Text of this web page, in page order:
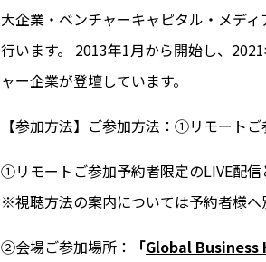
大企業・ベンチャーキャピタル・メデ
行います。 2013年1月から開始し、
ャー企業が登壇しています。
【参加方法】ご参加方法：①リモート
①リモートご参加予約者限定のLIVE配信
※視聴方法の案内については予約者様
②会場ご参加場所： 「Global Business